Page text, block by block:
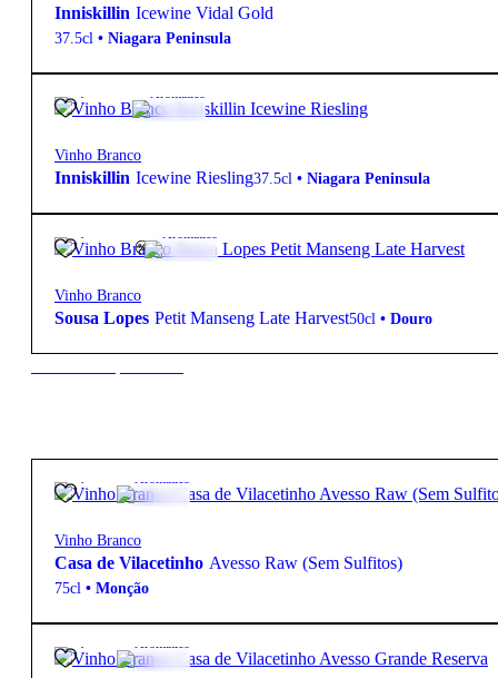
Inniskillin Icewine Vidal Gold
37.5cl • Niagara Peninsula
88,10€ Aromático
Vinho Branco
Inniskillin Icewine Riesling37.5cl • Niagara Peninsula
28,50€ Aromático
Vinho Branco
Sousa Lopes Petit Manseng Late Harvest50cl • Douro
22,50€Aromático
Vinho Branco
Casa de Vilacetinho Avesso Raw (Sem Sulfitos)
75cl • Monção
34,95€Aromático